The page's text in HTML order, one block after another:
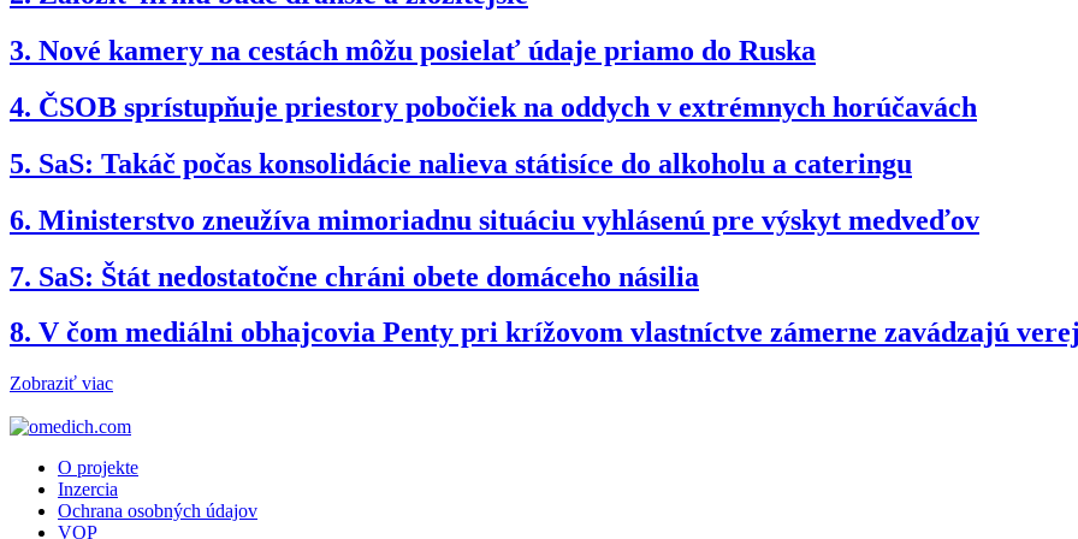
3. Nové kamery na cestách môžu posielať údaje priamo do Ruska
4. ČSOB sprístupňuje priestory pobočiek na oddych v extrémnych horúčavách
5. SaS: Takáč počas konsolidácie nalieva státisíce do alkoholu a cateringu
6. Ministerstvo zneužíva mimoriadnu situáciu vyhlásenú pre výskyt medveďov
7. SaS: Štát nedostatočne chráni obete domáceho násilia
8. V čom mediálni obhajcovia Penty pri krížovom vlastníctve zámerne zavádzajú
Zobraziť viac
O projekte
Inzercia
Ochrana osobných údajov
VOP